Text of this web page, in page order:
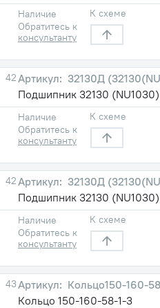
Наличие
Обратитесь к
консультанту
К схеме
42
32130Д
Подшипник 32130
Наличие
Обратитесь к
консультанту
К схеме
42
32130Д
Подшипник 32130
Наличие
Обратитесь к
консультанту
К схеме
43
Кольцо150-160-
Кольцо 150-160-58-1-3